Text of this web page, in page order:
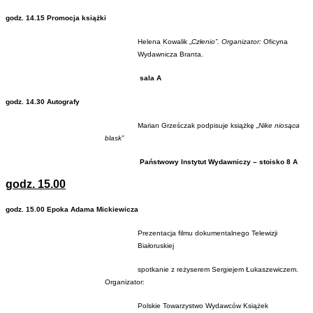
godz. 14.15 Promocja książki
Helena Kowalik „ Człenio”. Organizator: Oficyna
Wydawnicza Branta.
sala A
godz. 14.30 Autografy
Marian Grześczak podpisuje książkę „Nike niosąca
blask”
Państwowy Instytut Wydawniczy – stoisko 8 A
godz. 15.00
godz. 15.00 Epoka Adama Mickiewicza
Prezentacja filmu dokumentalnego Telewizji
Białoruskiej
spotkanie z reżyserem Sergiejem Łukaszewiczem.
Organizator:
Polskie Towarzystwo Wydawców Książek